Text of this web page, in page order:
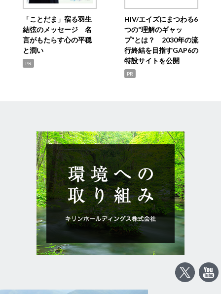
「ことだま」宿る羽生
結弦のメッセージ 名
言がもたらす心の平穏
と潤い
PR
HIV/エイズにまつわる6
つの“理解のギャッ
プ”とは？ 2030年の流
行終結を目指すGAP6の
特設サイトを公開
PR